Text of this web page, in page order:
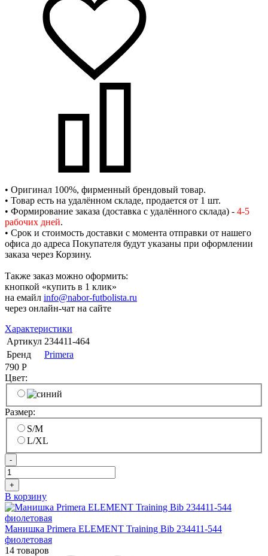
• Оригинал 100%, фирменный брендовый товар.
• Товар есть на удалённом складе, продается от 1 шт.
• Формирование заказа (доставка с удалённого склада) - 4-5
рабочих дней.
• Срок и стоимость доставки с момента отправки от нашего
офиса до адреса Покупателя будут указаны при оформлении
заказа через Корзину.
Также заказ можно оформить:
кнопкой «купить в 1 клик»
на емайл info@nabor-futbolista.ru
через онлайн-чат на сайте
Характеристики
Артикул 234411-464
Бренд
Primera
790 Р
Цвет:
Размер:
S/M
L/XL
-
+
В корзину
Манишка Primera ELEMENT Training Bib 234411-544
фиолетовая
14 товаров